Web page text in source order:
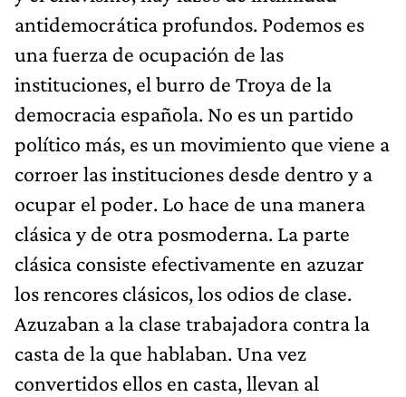
antidemocrática profundos. Podemos es
una fuerza de ocupación de las
instituciones, el burro de Troya de la
democracia española. No es un partido
político más, es un movimiento que viene a
corroer las instituciones desde dentro y a
ocupar el poder. Lo hace de una manera
clásica y de otra posmoderna. La parte
clásica consiste efectivamente en azuzar
los rencores clásicos, los odios de clase.
Azuzaban a la clase trabajadora contra la
casta de la que hablaban. Una vez
convertidos ellos en casta, llevan al